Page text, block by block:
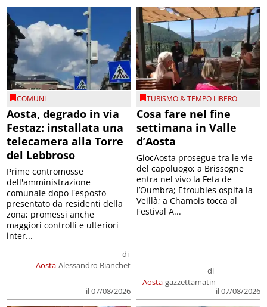
COMUNI
Aosta, degrado in via
Festaz: installata una
telecamera alla Torre
del Lebbroso
Aosta
di
Alessandro Bianchet
il 07/08/2026
Prime contromosse
dell'amministrazione
comunale dopo l'esposto
presentato da residenti della
zona; promessi anche
maggiori controlli e ulteriori
inter...
TURISMO & TEMPO LIBERO
Cosa fare nel fine
settimana in Valle
d’Aosta
Aosta
di
gazzettamatin
il 07/08/2026
GiocAosta prosegue tra le vie
del capoluogo; a Brissogne
entra nel vivo la Feta de
l’Oumbra; Etroubles ospita la
Veillà; a Chamois tocca al
Festival A...